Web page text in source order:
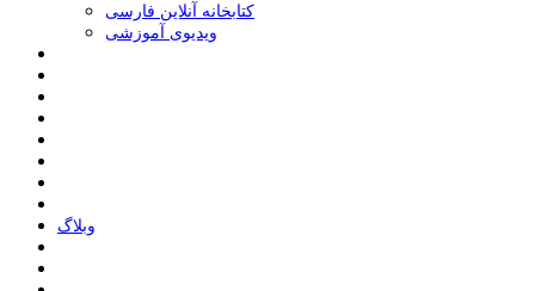
کتابخانه آنلاین فارسی
ویدیوی آموزشی
وبلاگ